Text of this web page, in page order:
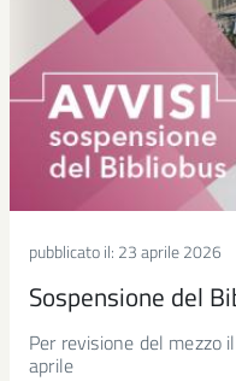
pubblicato il: 23 aprile 2026
Sospensione del
Per revisione del mezzo
aprile